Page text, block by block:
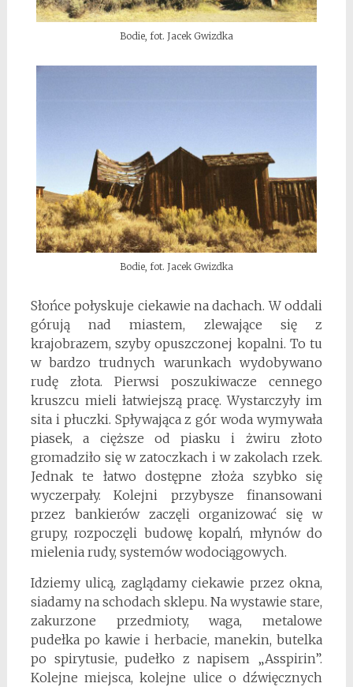
Bodie, fot. Jacek Gwizdka
Bodie, fot. Jacek Gwizdka
Słońce połyskuje ciekawie na dachach. W oddali
górują nad miastem, zlewające się z
krajobrazem, szyby opuszczonej kopalni. To tu
w bardzo trudnych warunkach wydobywano
rudę złota. Pierwsi poszukiwacze cennego
kruszcu mieli łatwiejszą pracę. Wystarczyły im
sita i płuczki. Spływająca z gór woda wymywała
piasek, a cięższe od piasku i żwiru złoto
gromadziło się w zatoczkach i w zakolach rzek.
Jednak te łatwo dostępne złoża szybko się
wyczerpały. Kolejni przybysze finansowani
przez bankierów zaczęli organizować się w
grupy, rozpoczęli budowę kopalń, młynów do
mielenia rudy, systemów wodociągowych.
Idziemy ulicą, zaglądamy ciekawie przez okna,
siadamy na schodach sklepu. Na wystawie stare,
zakurzone przedmioty, waga, metalowe
pudełka po kawie i herbacie, manekin, butelka
po spirytusie, pudełko z napisem „Asspirin”.
Kolejne miejsca, kolejne ulice o dźwięcznych